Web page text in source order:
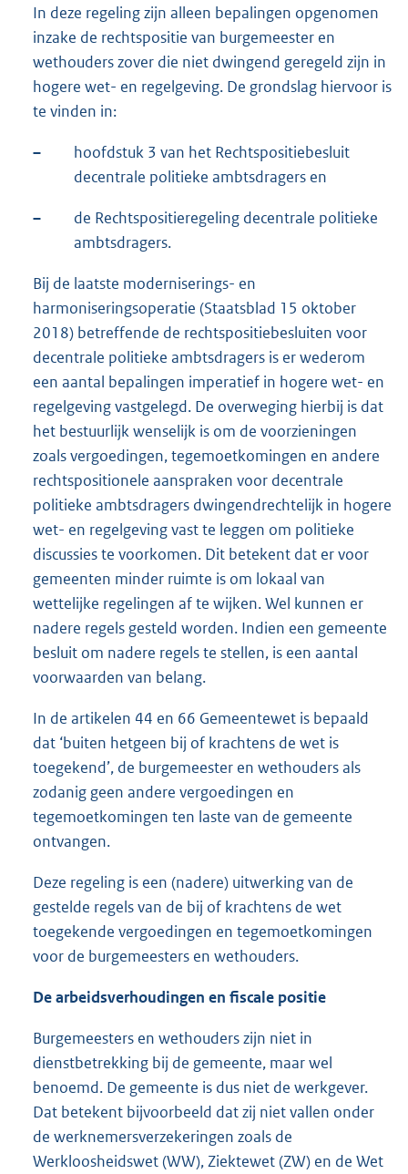
In deze regeling zijn alleen bepalingen opgenomen
inzake de rechtspositie van burgemeester en
wethouders zover die niet dwingend geregeld zijn in
hogere wet- en regelgeving. De grondslag hiervoor is
te vinden in:
–
hoofdstuk 3 van het Rechtspositiebesluit
decentrale politieke ambtsdragers en
–
de Rechtspositieregeling decentrale politieke
ambtsdragers.
Bij de laatste moderniserings- en
harmoniseringsoperatie (Staatsblad 15 oktober
2018) betreffende de rechtspositiebesluiten voor
decentrale politieke ambtsdragers is er wederom
een aantal bepalingen imperatief in hogere wet- en
regelgeving vastgelegd. De overweging hierbij is dat
het bestuurlijk wenselijk is om de voorzieningen
zoals vergoedingen, tegemoetkomingen en andere
rechtspositionele aanspraken voor decentrale
politieke ambtsdragers dwingendrechtelijk in hogere
wet- en regelgeving vast te leggen om politieke
discussies te voorkomen. Dit betekent dat er voor
gemeenten minder ruimte is om lokaal van
wettelijke regelingen af te wijken. Wel kunnen er
nadere regels gesteld worden. Indien een gemeente
besluit om nadere regels te stellen, is een aantal
voorwaarden van belang.
In de artikelen 44 en 66 Gemeentewet is bepaald
dat ‘buiten hetgeen bij of krachtens de wet is
toegekend’, de burgemeester en wethouders als
zodanig geen andere vergoedingen en
tegemoetkomingen ten laste van de gemeente
ontvangen.
Deze regeling is een (nadere) uitwerking van de
gestelde regels van de bij of krachtens de wet
toegekende vergoedingen en tegemoetkomingen
voor de burgemeesters en wethouders.
De arbeidsverhoudingen en fiscale positie
Burgemeesters en wethouders zijn niet in
dienstbetrekking bij de gemeente, maar wel
benoemd. De gemeente is dus niet de werkgever.
Dat betekent bijvoorbeeld dat zij niet vallen onder
de werknemersverzekeringen zoals de
Werkloosheidswet (WW), Ziektewet (ZW) en de Wet